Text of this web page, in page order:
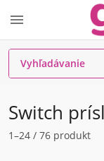

Switch
1–24 / 76 produkt